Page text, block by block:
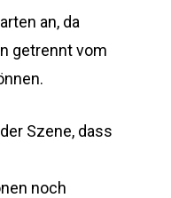
an, da
getrennt vom
Szene, dass
noch